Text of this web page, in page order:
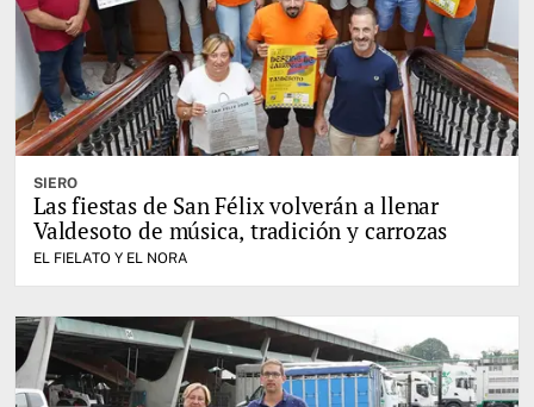
SIERO
Las fiestas de San Félix volverán a llenar
Valdesoto de música, tradición y carrozas
EL FIELATO Y EL NORA